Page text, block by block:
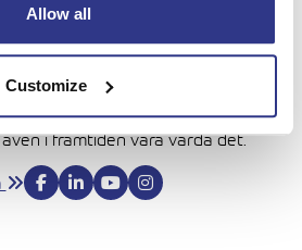
Allow all
Customize
Idag fortsätter vi hjälpa dig att nå
genom att göra vår andel av
och dedikation. Tack för ditt
i framtiden vara värda det.